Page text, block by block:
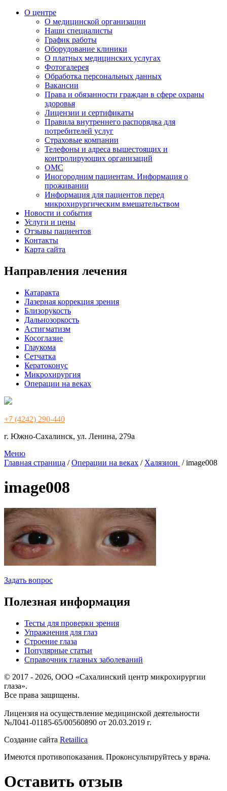
О центре
О медицинской организации
Наши специалисты
График работы
Оборудование клиники
О платных медицинских услугах
Фотогалерея
Обработка персональных данных
Вакансии
Права и обязанности граждан в сфере охраны
здоровья
Лицензии и сертификаты
Правила внутреннего распорядка для
потребителей услуг
Страховые компании
Телефоны и адреса вышестоящих и
контролирующих организаций
ОМС
Иногородним пациентам. Информация о
проживании
Информация для пациентов перед
микрохирургическим вмешательством
Новости и события
Услуги и цены
Отзывы пациентов
Контакты
Карта сайта
Направления лечения
Катаракта
Лазерная коррекция зрения
Близорукость
Дальнозоркость
Астигматизм
Косоглазие
Глаукома
Сетчатка
Кератоконус
Микрохирургия
Операции на веках
+7 (4242) 290-440
г. Южно-Сахалинск, ул. Ленина, 279а
Меню
Главная страница /Операции на веках / Халязион /image008
image008
Задать вопрос
Полезная информация
Тесты для проверки зрения
Упражнения для глаз
Строение глаза
Популярные статьи
Справочник глазных заболеваний
© 2017 - 2026, ООО «Сахалинский центр микрохирургии
глаза».
Все права защищены.
Лицензия на осуществление медицинской деятельности
№Л041-01185-65/00560890 от 20.03.2019 г.
Создание сайта Retailica
Имеются противопоказания. Проконсультируйтесь у врача.
Оставить отзыв